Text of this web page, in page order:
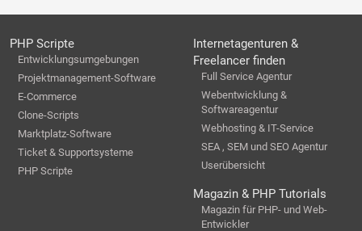
PHP Scripte
Entwicklungsumgebungen
Projektmanagement-Software
E-Commerce
Clone-Scripts
Marktplatz-Software
Ticket & Supportsysteme
PHP Scripte
Internetagenturen &
Freelancer finden
Full Service Agentur
Webentwicklung &
Softwareagentur
Webhosting & IT-Service
SEA , SEM und SEO Agentur
Userübersicht
Magazin & PHP Tutorials
Magazin für PHP- und Web-
Entwickler